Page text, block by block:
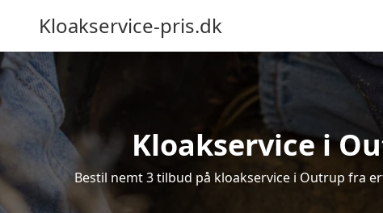
Kloakservice-pris.dk
Kloakservice i
Bestil nemt 3 tilbud på kloakservice i Outrup fra